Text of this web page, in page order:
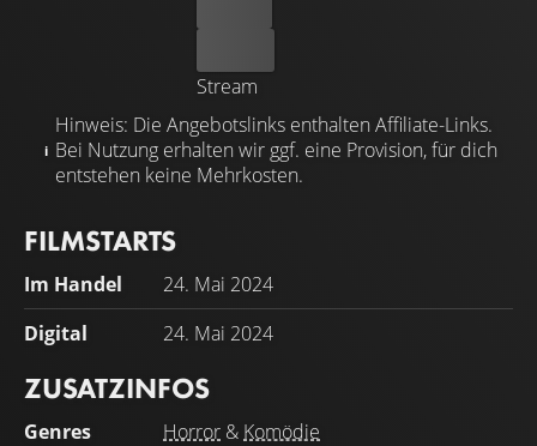
Stream
Hinweis: Die Angebotslinks enthalten Affiliate-Links.
Bei Nutzung erhalten wir ggf. eine Provision, für dich
entstehen keine Mehrkosten.
FILMSTARTS
Im Handel
24. Mai 2024
Digital
24. Mai 2024
ZUSATZINFOS
Genres Horror & Komödie